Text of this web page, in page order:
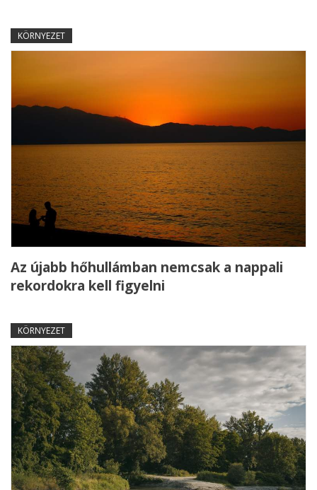
KÖRNYEZET
Az újabb hőhullámban nemcsak a nappali
rekordokra kell figyelni
KÖRNYEZET